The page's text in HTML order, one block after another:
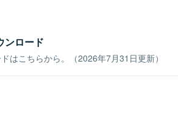
ンロード
はこちらから。（2026年7月31日更新）